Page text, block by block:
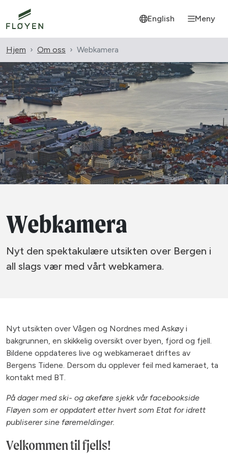
English Meny
Hjem Om oss Webkamera
Webkamera
Nyt den spektakulære utsikten over Bergen i
all slags vær med vårt webkamera.
Nyt utsikten over Vågen og Nordnes med Askøy i
bakgrunnen, en skikkelig oversikt over byen, fjord og fjell.
Bildene oppdateres live og webkameraet driftes av
Bergens Tidene. Dersom du opplever feil med kameraet, ta
kontakt med BT.
På dager med ski- og akeføre sjekk vår facebookside
Fløyen som er oppdatert etter hvert som Etat for idrett
publiserer sine føremeldinger.
Velkommen til fjells!